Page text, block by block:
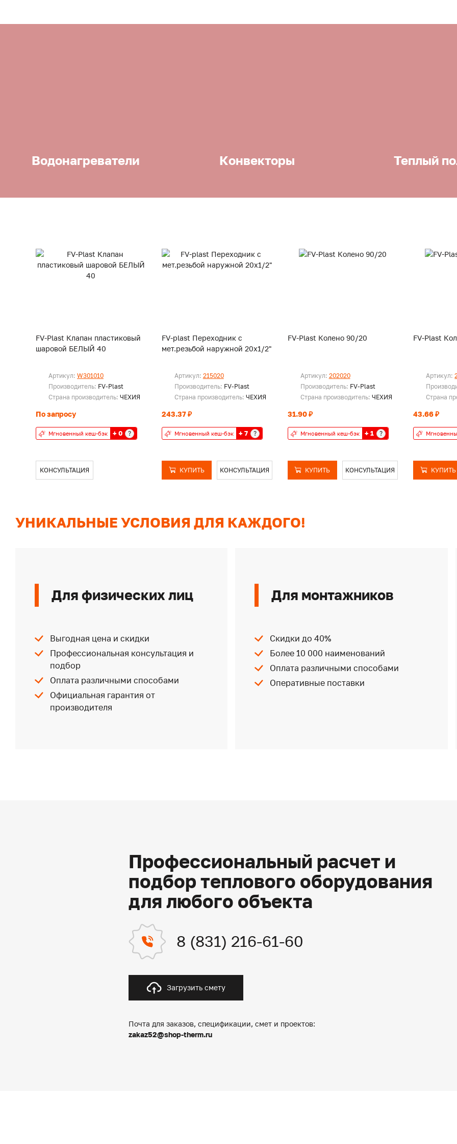
Водонагреватели Конвекторы Теплый
FV-Plast Клапан пластиковый
шаровой БЕЛЫЙ 40
Артикул: W301010
Производитель: FV-Plast
Страна производитель: ЧЕХИЯ
По запросу
Мгновенный кеш-бэк + 0 ?
КОНСУЛЬТАЦИЯ
FV-plast Переходник с
мет.резьбой наружной 20х1/2"
Артикул: 215020
Производитель: FV-Plast
Страна производитель: ЧЕХИЯ
243.37 ₽
Мгновенный кеш-бэк + 7 ?
КУПИТЬ КОНСУЛЬТАЦИЯ
FV-Plast Колено 90/20
Артикул: 202020
Производитель: FV-Plast
Страна производитель: ЧЕХИЯ
31.90 ₽
Мгновенный кеш-бэк + 1 ?
КУПИТЬ КОНСУЛЬТАЦИЯ
FV-Plast
Артикул:
Страна
43.66 ₽
КУПИТЬ
УНИКАЛЬНЫЕ УСЛОВИЯ ДЛЯ КАЖДОГО!
Для физических лиц
Выгодная цена и скидки
Профессиональная консультация и
подбор
Оплата различными способами
Официальная гарантия от
производителя
Для монтажников
Скидки до 40%
Более 10 000 наименований
Оплата различными способами
Оперативные поставки
Профессиональный расчет и
подбор теплового оборудования
для любого объекта
8 (831) 216-61-60
Загрузить смету
Почта для заказов, спецификации, смет и проектов:
zakaz52@shop-therm.ru